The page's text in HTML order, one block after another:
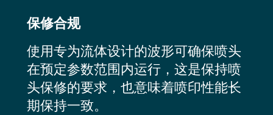
保修合规
使用专为流体设计的波形可确保喷头
在预定参数范围内运行，这是保持喷
头保修的要求，也意味着喷印性能长
期保持一致。